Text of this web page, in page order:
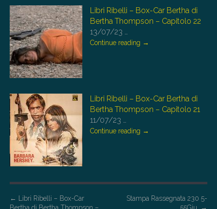
Libri Ribelli – Box-Car Bertha di
Bertha Thompson – Capitolo 22
13/07/23 …
Continue reading →
Libri Ribelli – Box-Car Bertha di
Bertha Thompson – Capitolo 21
11/07/23 …
Continue reading →
P
←
Libri Ribelli – Box-Car
Stampa Rassegnata 230 5-